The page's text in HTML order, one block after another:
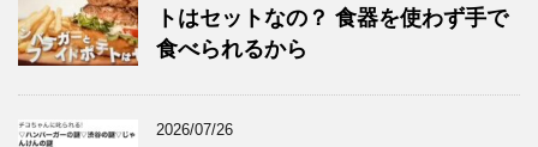
トはセットなの？ 食器を使わず手で
食べられるから
2026/07/26